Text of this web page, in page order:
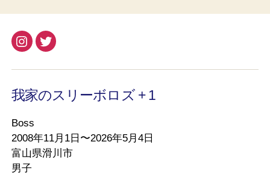
Instagram
Twitter
我家のスリーボロズ + 1
Boss
2008年11月1日〜2026年5月4日
富山県滑川市
男子